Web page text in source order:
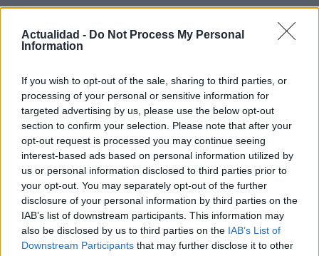
Actualidad - Do Not Process My Personal
Information
If you wish to opt-out of the sale, sharing to third parties, or
processing of your personal or sensitive information for
targeted advertising by us, please use the below opt-out
section to confirm your selection. Please note that after your
opt-out request is processed you may continue seeing
interest-based ads based on personal information utilized by
us or personal information disclosed to third parties prior to
your opt-out. You may separately opt-out of the further
disclosure of your personal information by third parties on the
IAB’s list of downstream participants. This information may
also be disclosed by us to third parties on the IAB’s List of
Downstream Participants that may further disclose it to other
CIENCIA Y TECNOLOGÍA
Ética en IA: marcos, riesgos y
mitigaciones aplicadas
La inteligencia artificial ética es fundamental para un…